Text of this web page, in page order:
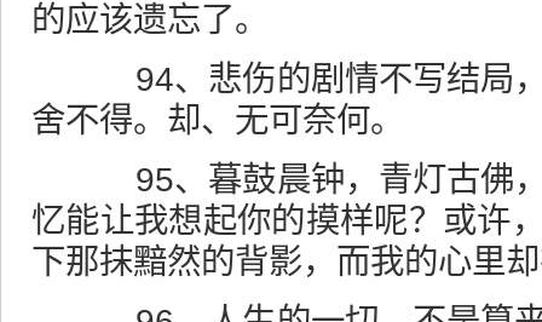
的应该遗忘了。
94、悲伤的剧情不写结局，
舍不得。却、无可奈何。
95、暮鼓晨钟，青灯古佛，
忆能让我想起你的摸样呢？或许
下那抹黯然的背影，而我的心里